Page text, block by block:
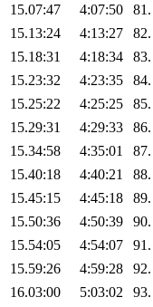
15.07:47
4:07:50 81.
15.13:24
4:13:27 82.
15.18:31
4:18:34 83.
15.23:32
4:23:35 84.
15.25:22
4:25:25 85.
15.29:31
4:29:33 86.
15.34:58
4:35:01 87.
15.40:18
4:40:21 88.
15.45:15
4:45:18 89.
15.50:36
4:50:39 90.
15.54:05
4:54:07 91.
15.59:26
4:59:28 92.
16.03:00
5:03:02 93.